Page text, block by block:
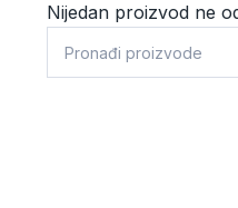
Nijedan proizvod ne